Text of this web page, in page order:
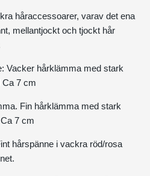
håraccessoarer, varav det ena
mellantjockt och tjockt hår
Vacker hårklämma med stark
Ca 7 cm
Fin hårklämma med stark
7 cm
hårspänne i vackra röd/rosa